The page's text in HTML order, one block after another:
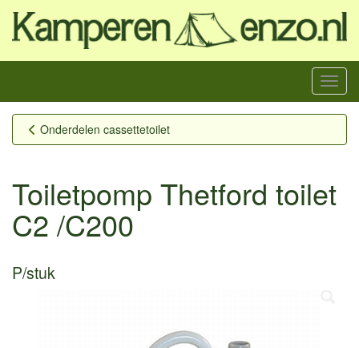
Menu
Onderdelen cassettetoilet
Toiletpomp Thetford toilet
C2 /C200
P/stuk